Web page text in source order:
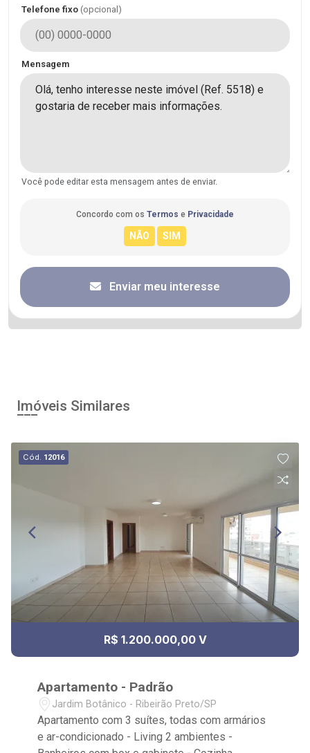
Telefone fixo (opcional)
Mensagem
Você pode editar esta mensagem antes de enviar.
Concordo com os Termos e Privacidade
Enviar meu interesse
Imóveis Similares
Cód. 12016
R$ 1.200.000,00 V
Apartamento - Padrão
Jardim Botânico - Ribeirão Preto/SP
Apartamento com 3 suítes, todas com armários
e ar-condicionado - Living 2 ambientes -